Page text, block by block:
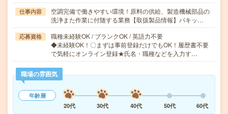
仕事内容
空調完備で働きやすい環境！原料の供給、製造機械部品の
洗浄また作業に付随する業務【取扱製品情報】パキッ…
応募資格
職種未経験OK / ブランクOK / 英語力不要
◆未経験OK！〇まずは事前登録だけでもOK！履歴書不要
で気軽にオンライン登録★氏名・職種などを入力す…
職場の雰囲気
年齢層
20代
30代 40代 50代 60代